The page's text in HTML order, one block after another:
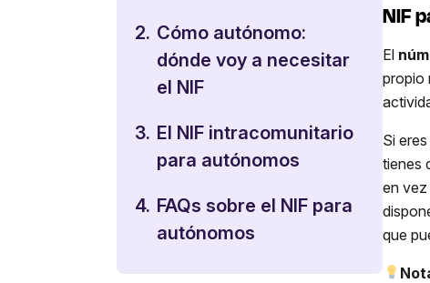
2. Cómo autónomo:
dónde voy a necesitar
el NIF
3. El NIF intracomunitario
para autónomos
4. FAQs sobre el NIF para
autónomos
NIF
El
propio
Si
tienes
en
que